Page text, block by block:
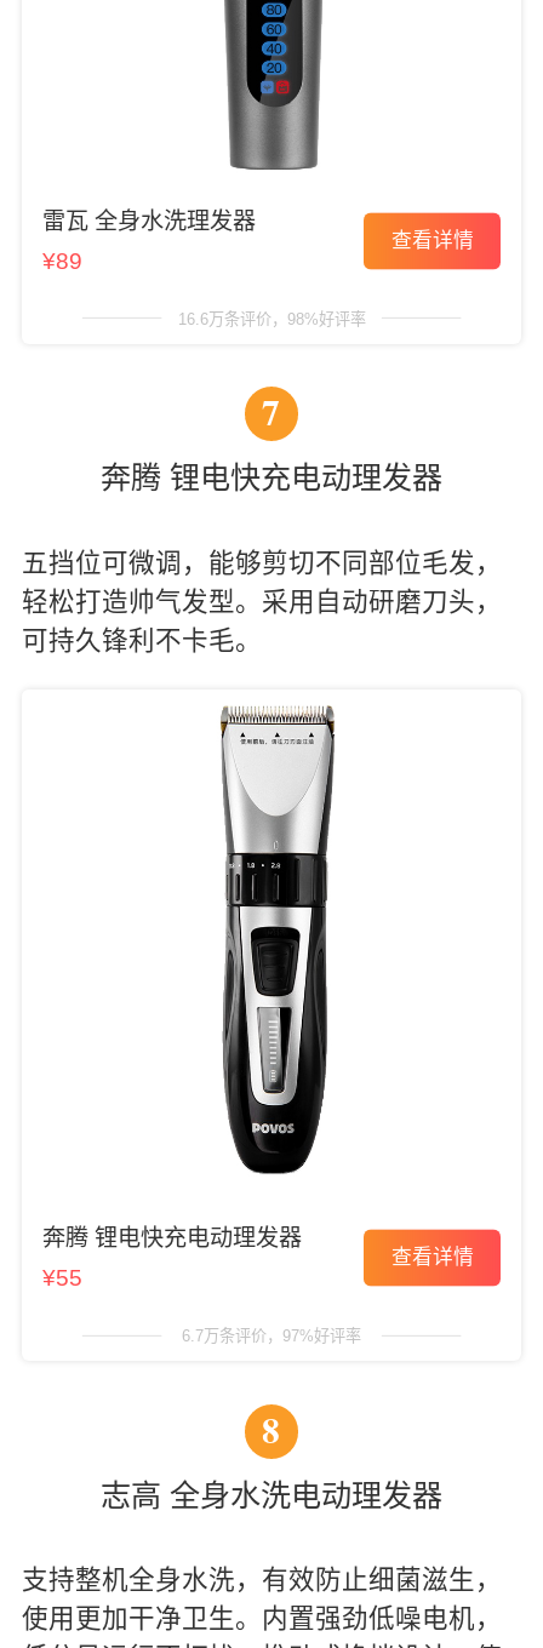
雷瓦 全身水洗理发器
¥89
查看详情
16.6万条评价，98%好评率
7
奔腾 锂电快充电动理发器
五挡位可微调，能够剪切不同部位毛发，
轻松打造帅气发型。采用自动研磨刀头，
可持久锋利不卡毛。
奔腾 锂电快充电动理发器
¥55
查看详情
6.7万条评价，97%好评率
8
志高 全身水洗电动理发器
支持整机全身水洗，有效防止细菌滋生，
使用更加干净卫生。内置强劲低噪电机，